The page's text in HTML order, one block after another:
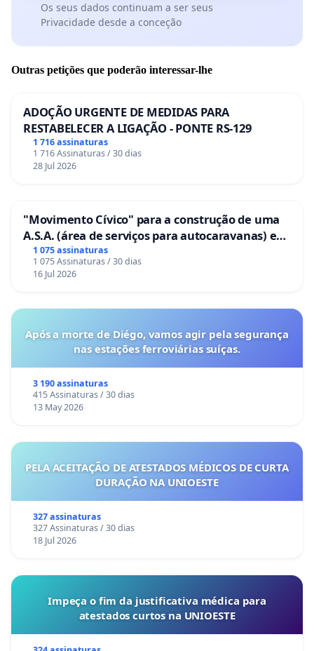
Os seus dados continuam a ser seus
Privacidade desde a conceção
Outras petições que poderão interessar-lhe
ADOÇÃO URGENTE DE MEDIDAS PARA
RESTABELECER A LIGAÇÃO - PONTE RS-129
1 716 assinaturas
1 716 Assinaturas / 30 dias
28 Jul 2026
"Movimento Cívico" para a construção de uma
A.S.A. (área de serviços para autocaravanas) em
Coimbra
1 075 assinaturas
1 075 Assinaturas / 30 dias
16 Jul 2026
Após a morte de Diégo, vamos agir pela segurança
nas estações ferroviárias suíças.
3 190 assinaturas
415 Assinaturas / 30 dias
13 May 2026
PELA ACEITAÇÃO DE ATESTADOS MÉDICOS DE CURTA
DURAÇÃO NA UNIOESTE
327 assinaturas
327 Assinaturas / 30 dias
18 Jul 2026
Impeça o fim da justificativa médica para
atestados curtos na UNIOESTE